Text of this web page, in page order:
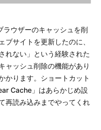
ラウザーのキャッシュを削
サイトを更新したのに、
れない」という経験された
ャッシュ削除の機能があり
かります。ショートカット
Cache」はあらかじめ設
再読み込みまでやってくれ